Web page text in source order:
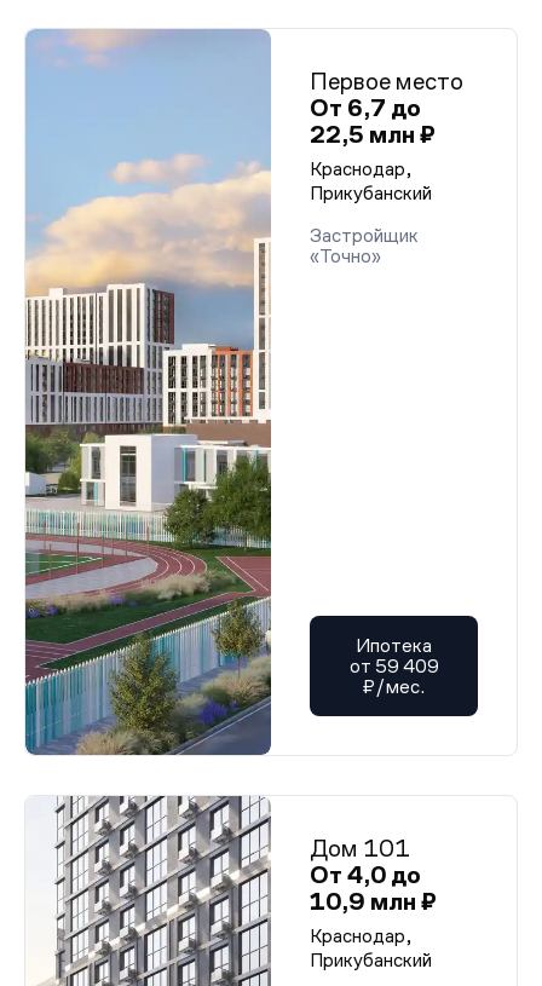
Первое место
От 6,7 до
22,5 млн ₽
Краснодар,
Прикубанский
Застройщик
«Точно»
Ипотека
от 59 409
₽/мес.
Дом 101
От 4,0 до
10,9 млн ₽
Краснодар,
Прикубанский